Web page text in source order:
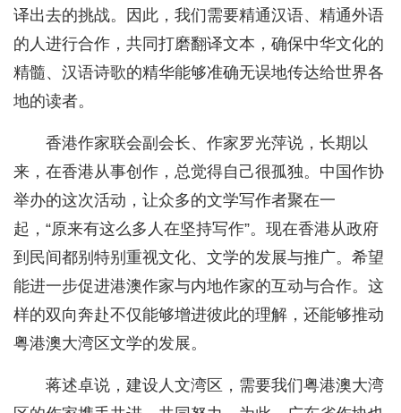
译出去的挑战。因此，我们需要精通汉语、精通外语
的人进行合作，共同打磨翻译文本，确保中华文化的
精髓、汉语诗歌的精华能够准确无误地传达给世界各
地的读者。
香港作家联会副会长、作家罗光萍说，长期以
来，在香港从事创作，总觉得自己很孤独。中国作协
举办的这次活动，让众多的文学写作者聚在一
起，“原来有这么多人在坚持写作”。现在香港从政府
到民间都别特别重视文化、文学的发展与推广。希望
能进一步促进港澳作家与内地作家的互动与合作。这
样的双向奔赴不仅能够增进彼此的理解，还能够推动
粤港澳大湾区文学的发展。
蒋述卓说，建设人文湾区，需要我们粤港澳大湾